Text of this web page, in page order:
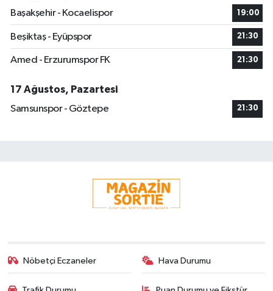
Başakşehir - Kocaelispor
19:00
Beşiktaş - Eyüpspor 21:30
Amed - Erzurumspor FK 21:30
17 Ağustos, Pazartesi
Samsunspor - Göztepe
21:30
Nöbetçi Eczaneler Hava Durumu